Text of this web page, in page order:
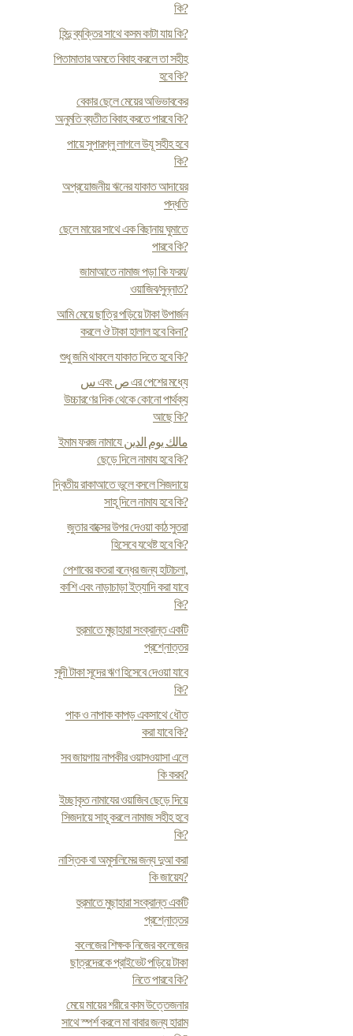
কি?
হিন্দু ব্যক্তির সাথে কসম কাটা যায় কি?
পিতামাতার অমতে বিবাহ করলে তা সহীহ
হবে কি?
বেকার ছেলে মেয়ের অভিভাবকের
অনুমতি ব্যতীত বিবাহ করতে পারবে কি?
পায়ে সুপারগ্লু লাগলে উযূ সহীহ হবে
কি?
অপ্রয়োজনীয় ঋনের যাকাত আদায়ের
পদ্ধতি
ছেলে মায়ের সাথে এক বিছানায় ঘুমাতে
পারবে কি?
জামাআতে নামাজ পড়া কি ফরয/
ওয়াজিব/সুন্নাত?
আমি মেয়ে ছাত্রি পড়িয়ে টাকা উপার্জন
করলে ঔ টাকা হালাল হবে কিনা?
শুধু জমি থাকলে যাকাত দিতে হবে কি?
س এবং ص এর পেশের মধ্যে
উচ্চারণের দিক থেকে কোনো পার্থক্য
আছে কি?
ইমাম ফরজ নামাযে مالك يوم الدين
ছেড়ে দিলে নামায হবে কি?
দ্বিতীয় রাকাআতে ভুলে বসলে সিজদায়ে
সাহূ দিলে নামায হবে কি?
জুতার বাক্সের উপর দেওয়া কাঠ সুতরা
হিসেবে যথেষ্ট হবে কি?
পেশাবের কতরা বন্ধের জন্য হাটাচলা,
কাশি এবং নাড়াচাড়া ইত্যাদি করা যাবে
কি?
হুরমাতে মুছাহারা সংক্রান্ত একটি
প্রশ্নোত্তর
সূদী টাকা সূদের ঋণ হিসেবে দেওয়া যাবে
কি?
পাক ও নাপাক কাপড় একসাথে ধৌত
করা যাবে কি?
সব জায়গায় নাপকীর ওয়াসওয়াসা এলে
কি করব?
ইচ্ছাকৃত নামাযের ওয়াজিব ছেড়ে দিয়ে
সিজদায়ে সাহূ করলে নামাজ সহীহ হবে
কি?
নাস্তিক বা অমুসলিমের জন্য দুআ করা
কি জায়েয?
হুরমাতে মুছাহারা সংক্রান্ত একটি
প্রশ্নোত্তর
কলেজের শিক্ষক নিজের কলেজের
ছাত্রদেরকে প্রাইভেট পড়িয়ে টাকা
নিতে পারবে কি?
মেয়ে মায়ের শরীরে কাম উত্তেজনার
সাথে স্পর্শ করলে মা বাবার জন্য হারাম